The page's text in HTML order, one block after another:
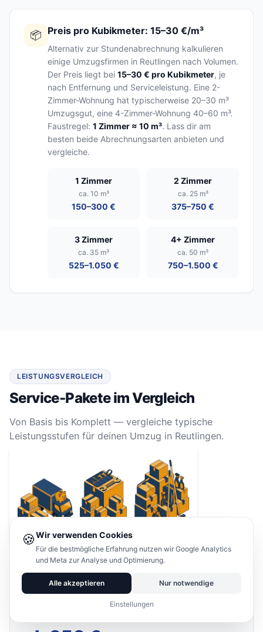
📦 Preis pro Kubikmeter: 15–30 €/m³
Alternativ zur Stundenabrechnung kalkulieren
einige Umzugsfirmen in Reutlingen nach Volumen.
Der Preis liegt bei 15–30 € pro Kubikmeter, je
nach Entfernung und Serviceleistung. Eine 2-
Zimmer-Wohnung hat typischerweise 20–30 m³
Umzugsgut, eine 4-Zimmer-Wohnung 40–60 m³.
Faustregel: 1 Zimmer ≈ 10 m³. Lass dir am
besten beide Abrechnungsarten anbieten und
vergleiche.
1 Zimmer
ca. 10 m³
150–300 €
2 Zimmer
ca. 25 m³
375–750 €
3 Zimmer
ca. 35 m³
525–1.050 €
4+ Zimmer
ca. 50 m³
750–1.500 €
LEISTUNGSVERGLEICH
Service-Pakete im Vergleich
Von Basis bis Komplett — vergleiche typische
Leistungsstufen für deinen Umzug in Reutlingen.
Basis
🍪Wir verwenden Cookies
Für die bestmögliche Erfahrung nutzen wir Google Analytics
und Meta zur Analyse und Optimierung.
Alle akzeptieren Nur notwendige
Einstellungen